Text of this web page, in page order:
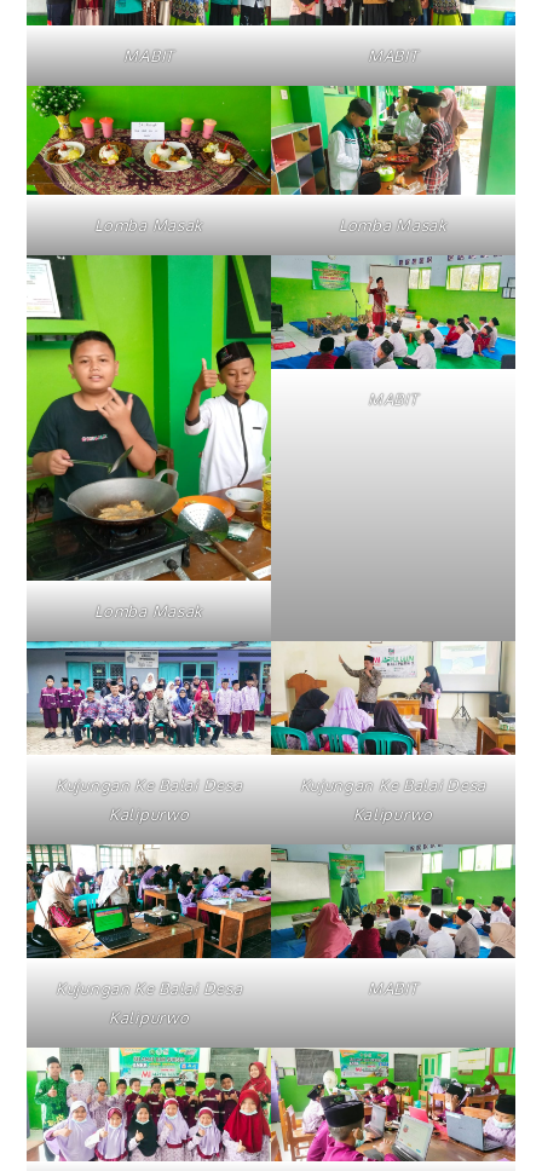
MABIT MABIT
Lomba Masak Lomba Masak
Lomba Masak
MABIT
Kujungan Ke Balai Desa
Kalipurwo
Kujungan Ke Balai Desa
Kalipurwo
Kujungan Ke Balai Desa
Kalipurwo
MABIT